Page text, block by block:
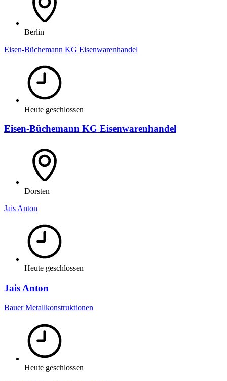
Berlin
Eisen-Büchemann KG Eisenwarenhandel
Heute geschlossen
Eisen-Büchemann KG Eisenwarenhandel
Dorsten
Jais Anton
Heute geschlossen
Jais Anton
Bauer Metallkonstruktionen
Heute geschlossen